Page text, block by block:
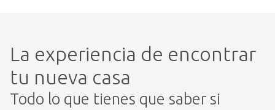
La experiencia de encontrar
tu nueva casa
Todo lo que tienes que saber si